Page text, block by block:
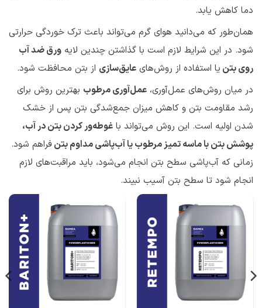
دما کاهش یابد.
همان‌طور که می‌دانید هوای گرم می‌تواند باعث ترک خوردگی حرارتی
شود. در این شرایط لازم است با گذاشتن چندین لایه ورق ضد آب
روی بتن یا استفاده از روش‌های عایق‌سازی از بتن محافظت شود.
در میان روش‌های عمل‌آوری، عمل‌آوری مرطوب بهترین روش برای
رشد مقاومت بتن و کاهش میزان جمع‌شدگی بتن پس از خشک
شدن اولیه است. این روش می‌تواند با غوطه‌ور کردن بتن در آب،
پوشش بتن با ماسه تمیز مرطوب یا آب‌پاشی مداوم بتنفراهم شود.
زمانی که آب‌پاشی سطح بتن انجام می‌شود، باید مراقبت‌های لازم
انجام شود تا سطح بتن آسیب نبیند.